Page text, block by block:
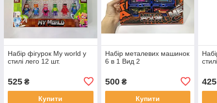
Набір фігурок My world у
стилі лего 12 шт.
525 ₴
Купити
Набір металевих машинок
6 в 1 Вид 2
500₴
Купити
425